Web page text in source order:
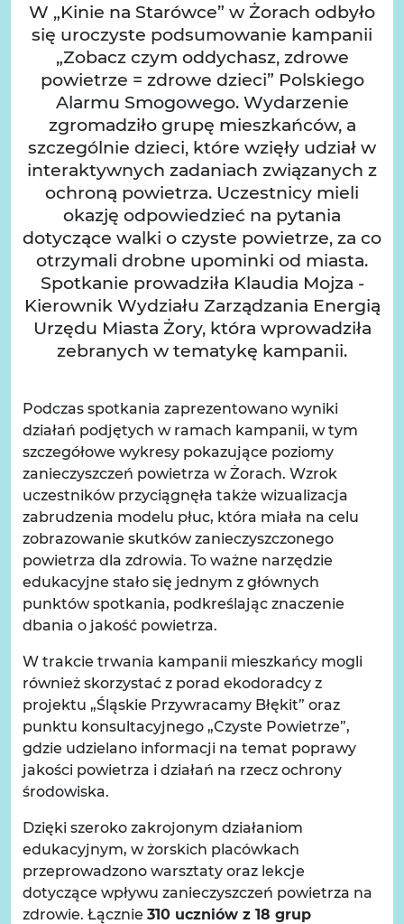
W „Kinie na Starówce” w Żorach odbyło
się uroczyste podsumowanie kampanii
„Zobacz czym oddychasz, zdrowe
powietrze = zdrowe dzieci” Polskiego
Alarmu Smogowego. Wydarzenie
zgromadziło grupę mieszkańców, a
szczególnie dzieci, które wzięły udział w
interaktywnych zadaniach związanych z
ochroną powietrza. Uczestnicy mieli
okazję odpowiedzieć na pytania
dotyczące walki o czyste powietrze, za co
otrzymali drobne upominki od miasta.
Spotkanie prowadziła Klaudia Mojza -
Kierownik Wydziału Zarządzania Energią
Urzędu Miasta Żory, która wprowadziła
zebranych w tematykę kampanii.
Podczas spotkania zaprezentowano wyniki
działań podjętych w ramach kampanii, w tym
szczegółowe wykresy pokazujące poziomy
zanieczyszczeń powietrza w Żorach. Wzrok
uczestników przyciągnęła także wizualizacja
zabrudzenia modelu płuc, która miała na celu
zobrazowanie skutków zanieczyszczonego
powietrza dla zdrowia. To ważne narzędzie
edukacyjne stało się jednym z głównych
punktów spotkania, podkreślając znaczenie
dbania o jakość powietrza.
W trakcie trwania kampanii mieszkańcy mogli
również skorzystać z porad ekodoradcy z
projektu „Śląskie Przywracamy Błękit” oraz
punktu konsultacyjnego „Czyste Powietrze”,
gdzie udzielano informacji na temat poprawy
jakości powietrza i działań na rzecz ochrony
środowiska.
Dzięki szeroko zakrojonym działaniom
edukacyjnym, w żorskich placówkach
przeprowadzono warsztaty oraz lekcje
dotyczące wpływu zanieczyszczeń powietrza na
zdrowie. Łącznie 310 uczniów z 18 grup